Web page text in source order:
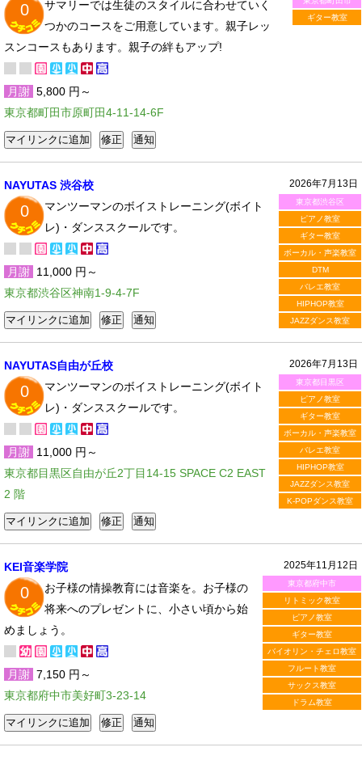
ギター教室
0
サマリーでは生徒のスタイルに合わせていく
つかのコースをご用意しています。親子レッ
スンコースもあります。親子の絆もアップ!
月謝 5,800 円～
東京都町田市原町田4-11-14-6F
2026年7月13日
東京都渋谷区
ピアノ教室
ギター教室
ボーカル・声楽教室
DTM
バレエ教室
HIPHOP教室
JAZZダンス教室
NAYUTAS 渋谷校
0
マンツーマンのボイストレーニング(ボイト
レ)・ダンススクールです。
月謝 11,000 円～
東京都渋谷区神南1-9-4-7F
2026年7月13日
東京都目黒区
ピアノ教室
ギター教室
ボーカル・声楽教室
バレエ教室
HIPHOP教室
JAZZダンス教室
K-POPダンス教室
NAYUTAS自由が丘校
0
マンツーマンのボイストレーニング(ボイト
レ)・ダンススクールです。
月謝 11,000 円～
東京都目黒区自由が丘2丁目14-15 SPACE C2 EAST
2 階
2025年11月12日
東京都府中市
リトミック教室
ピアノ教室
ギター教室
バイオリン・チェロ教室
フルート教室
サックス教室
ドラム教室
KEI音楽学院
0
お子様の情操教育には音楽を。お子様の
将来へのプレゼントに、小さい頃から始
めましょう。
月謝 7,150 円～
東京都府中市美好町3-23-14